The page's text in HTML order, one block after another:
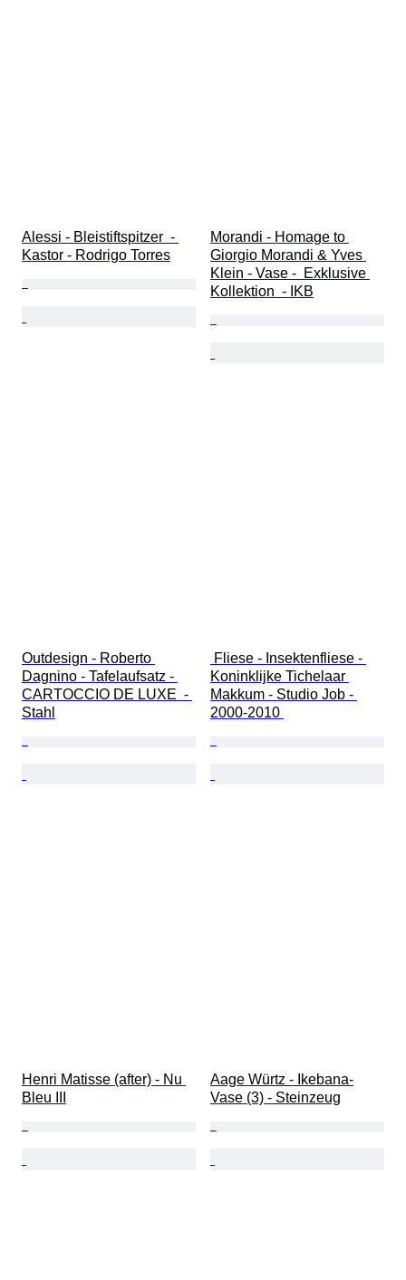
Alessi - Bleistiftspitzer  -
Kastor - Rodrigo Torres
Morandi - Homage to
Giorgio Morandi & Yves
Klein - Vase -  Exklusive
Kollektion  - IKB
Outdesign - Roberto
Dagnino - Tafelaufsatz -
CARTOCCIO DE LUXE  -
Stahl
Koninklijke Tichelaar
Makkum - Studio Job -
2000-2010
Henri Matisse (after) - Nu
Bleu III
Aage Würtz - Ikebana-
Vase (3) - Steinzeug